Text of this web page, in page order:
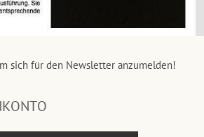
sich für den Newsletter anzumelden!